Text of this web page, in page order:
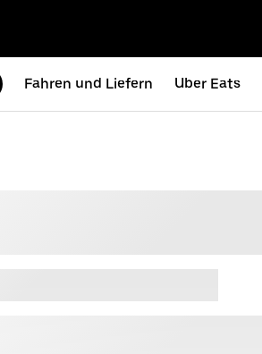
Fahren und Liefern Uber Eats